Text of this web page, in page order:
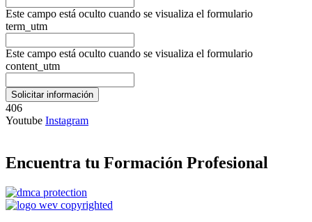
Este campo está oculto cuando se visualiza el formulario
term_utm
Este campo está oculto cuando se visualiza el formulario
content_utm
406
Youtube Instagram
Encuentra tu Formación Profesional